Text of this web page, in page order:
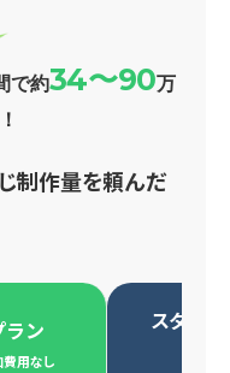
で約34〜90万
制作量を頼んだ
ラン
用なし
スタン